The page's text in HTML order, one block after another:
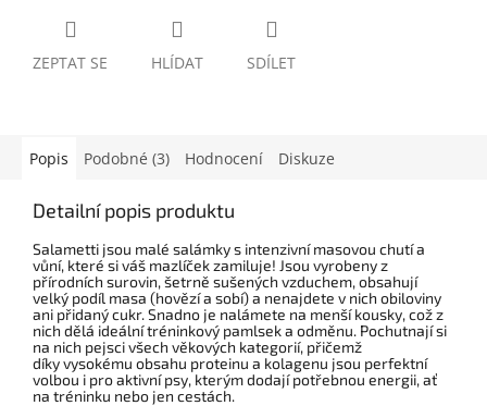
ZEPTAT SE HLÍDAT SDÍLET
Popis Podobné (3) Hodnocení Diskuze
Detailní popis produktu
Salametti jsou malé salámky s intenzivní masovou chutí a
vůní, které si váš mazlíček zamiluje! Jsou vyrobeny z
přírodních surovin, šetrně sušených vzduchem, obsahují
velký podíl masa (hovězí a sobí) a nenajdete v nich obiloviny
ani přidaný cukr. Snadno je nalámete na menší kousky, což z
nich dělá ideální tréninkový pamlsek a odměnu. Pochutnají si
na nich pejsci všech věkových kategorií, přičemž
díky vysokému obsahu proteinu a kolagenu jsou perfektní
volbou i pro aktivní psy, kterým dodají potřebnou energii, ať
na tréninku nebo jen cestách.